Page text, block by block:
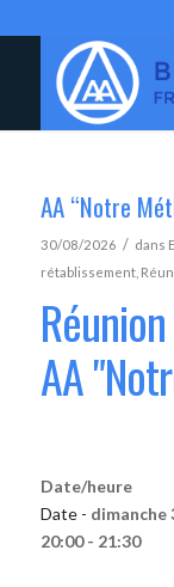
AA “Notre
30/08/2026 / dans
rétablissement,
AA
Date/heure
Date - dimanche
20:00 - 21:30